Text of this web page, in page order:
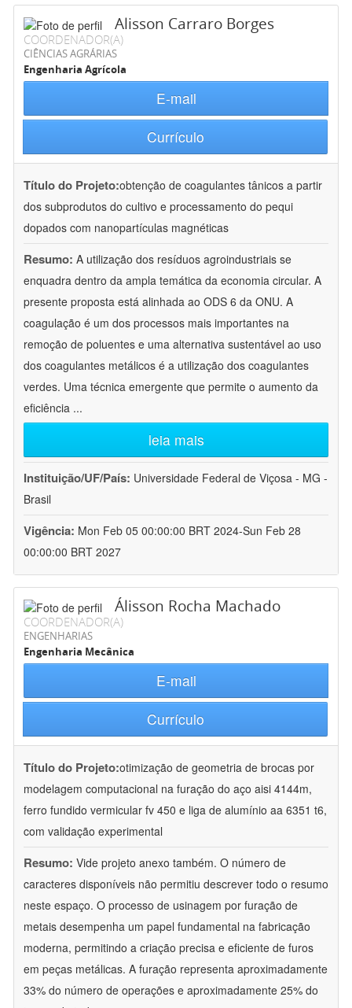
Alisson Carraro Borges
COORDENADOR(A)
CIÊNCIAS AGRÁRIAS
Engenharia Agrícola
E-mail
Currículo
Título do Projeto:obtenção de coagulantes tânicos a partir
dos subprodutos do cultivo e processamento do pequi
dopados com nanopartículas magnéticas
Resumo: A utilização dos resíduos agroindustriais se
enquadra dentro da ampla temática da economia circular. A
presente proposta está alinhada ao ODS 6 da ONU. A
coagulação é um dos processos mais importantes na
remoção de poluentes e uma alternativa sustentável ao uso
dos coagulantes metálicos é a utilização dos coagulantes
verdes. Uma técnica emergente que permite o aumento da
eficiência ...
leia mais
Instituição/UF/País: Universidade Federal de Viçosa - MG -
Brasil
Vigência: Mon Feb 05 00:00:00 BRT 2024-Sun Feb 28
00:00:00 BRT 2027
Álisson Rocha Machado
COORDENADOR(A)
ENGENHARIAS
Engenharia Mecânica
E-mail
Currículo
Título do Projeto:otimização de geometria de brocas por
modelagem computacional na furação do aço aisi 4144m,
ferro fundido vermicular fv 450 e liga de alumínio aa 6351 t6,
com validação experimental
Resumo: Vide projeto anexo também. O número de
caracteres disponíveis não permitiu descrever todo o resumo
neste espaço. O processo de usinagem por furação de
metais desempenha um papel fundamental na fabricação
moderna, permitindo a criação precisa e eficiente de furos
em peças metálicas. A furação representa aproximadamente
33% do número de operações e aproximadamente 25% do